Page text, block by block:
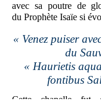
avec sa poutre de
du Prophète Isaïe si
« Venez puiser
du
« Haurietis
fontibus
Cette chapelle fut